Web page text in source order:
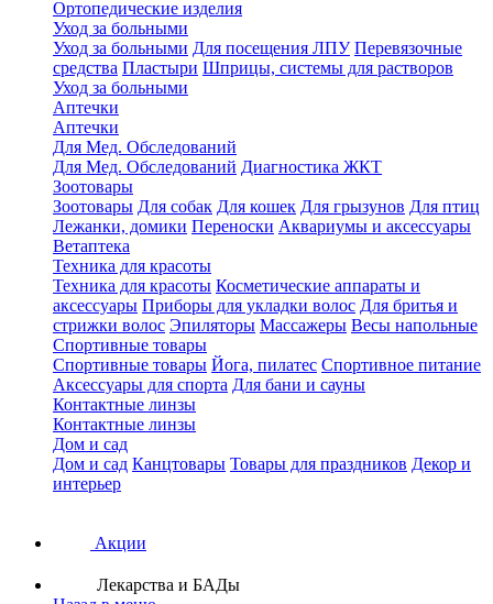
Ортопедические изделия
Уход за больными
Уход за больными Для посещения ЛПУ Перевязочные
средства Пластыри Шприцы, системы для растворов
Уход за больными
Аптечки
Аптечки
Для Мед. Обследований
Для Мед. Обследований Диагностика ЖКТ
Зоотовары
Зоотовары Для собак Для кошек Для грызунов Для птиц
Лежанки, домики Переноски Аквариумы и аксессуары
Ветаптека
Техника для красоты
Техника для красоты Косметические аппараты и
аксессуары Приборы для укладки волос Для бритья и
стрижки волос Эпиляторы Массажеры Весы напольные
Спортивные товары
Спортивные товары Йога, пилатес Спортивное питание
Аксессуары для спорта Для бани и сауны
Контактные линзы
Контактные линзы
Дом и сад
Дом и сад Канцтовары Товары для праздников Декор и
интерьер
Акции
Лекарства и БАДы